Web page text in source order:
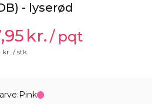
- lyserød
kr. / pqt
kr. / stk.
Pink